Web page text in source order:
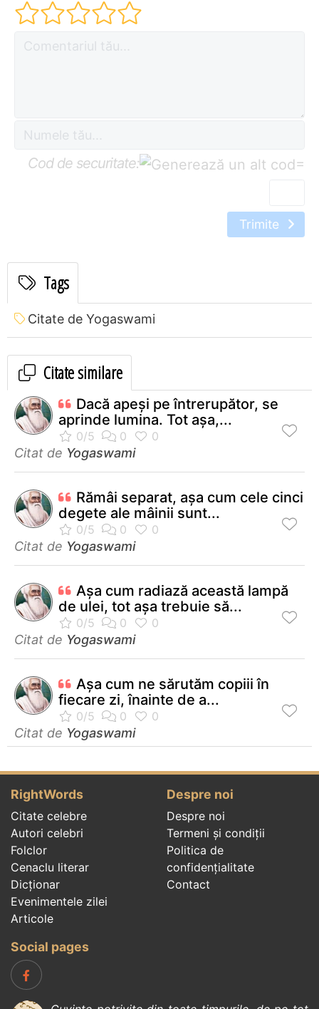
Cod de securitate: =
Trimite
Tags
Citate de Yogaswami
Citate similare
Dacă apeşi pe întrerupător, se
aprinde lumina. Tot aşa,...
Citat de Yogaswami
Rămâi separat, aşa cum cele cinci
degete ale mâinii sunt...
Citat de Yogaswami
Aşa cum radiază această lampă
de ulei, tot aşa trebuie să...
Citat de Yogaswami
Aşa cum ne sărutăm copiii în
fiecare zi, înainte de a...
Citat de Yogaswami
RightWords
Citate celebre
Autori celebri
Folclor
Cenaclu literar
Dicționar
Evenimentele zilei
Articole
Despre noi
Despre noi
Termeni și condiții
Politica de
confidenţialitate
Contact
Social pages